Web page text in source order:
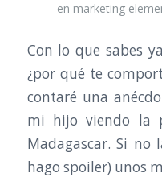
en marketing
Con lo que sabes
¿por qué te
contaré una
mi hijo viendo la
Madagascar. Si
hago spoiler) unos